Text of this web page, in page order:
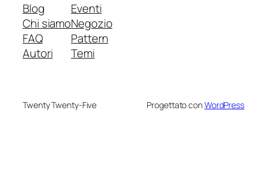
Blog
Chi siamo
FAQ
Autori
Eventi
Negozio
Pattern
Temi
Twenty Twenty-Five Progettato conWordPress